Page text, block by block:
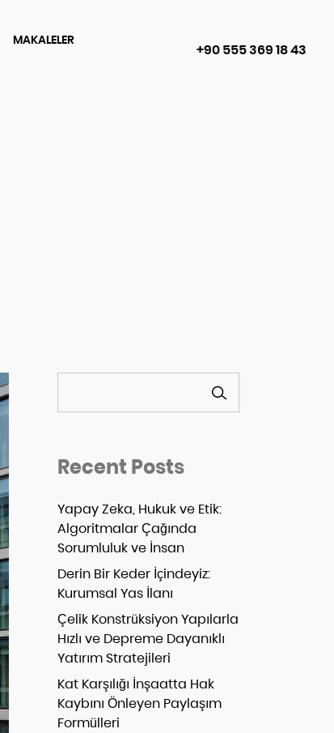
MAKALELER
+90 555 369 18 43
Recent Posts
Yapay Zeka, Hukuk ve Etik:
Algoritmalar Çağında
Sorumluluk ve İnsan
Derin Bir Keder İçindeyiz:
Kurumsal Yas İlanı
Çelik Konstrüksiyon Yapılarla
Hızlı ve Depreme Dayanıklı
Yatırım Stratejileri
Kat Karşılığı İnşaatta Hak
Kaybını Önleyen Paylaşım
Formülleri